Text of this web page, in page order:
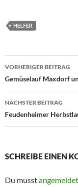
HELFER
VORHERIGER BEITRAG
Gemüselauf Maxdorf
NÄCHSTER BEITRAG
Feudenheimer
SCHREIBE EINEN
Du musstangemeldet